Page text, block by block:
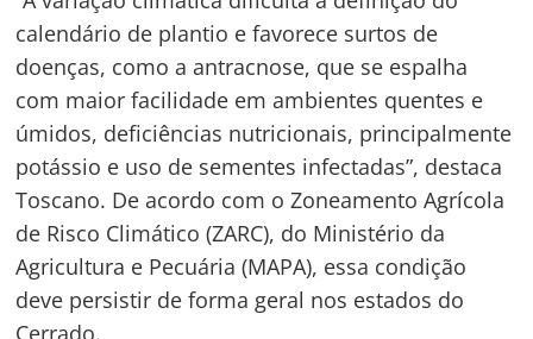
calendário de plantio e favorece surtos de
doenças, como a antracnose, que se espalha
com maior facilidade em ambientes quentes e
úmidos, deficiências nutricionais, principalmente
potássio e uso de sementes infectadas”, destaca
Toscano. De acordo com o Zoneamento Agrícola
de Risco Climático (ZARC), do Ministério da
Agricultura e Pecuária (MAPA), essa condição
deve persistir de forma geral nos estados do
Navegação
de
Post